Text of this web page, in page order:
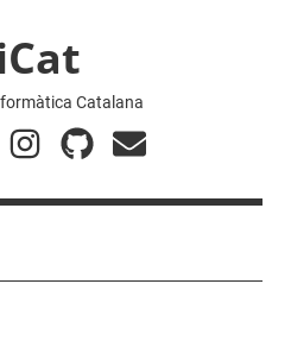
Catalana
Instagram
GitHubMail